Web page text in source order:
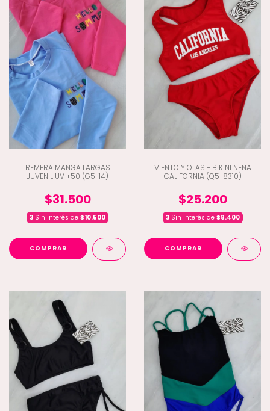
REMERA MANGA LARGAS
JUVENIL UV +50 (G5-14)
$31.500
3 Sin interés de $10.500
COMPRAR
VIENTO Y OLAS - BIKINI NENA
CALIFORNIA (Q5-8310)
$25.200
3Sin interés de $8.400
COMPRAR